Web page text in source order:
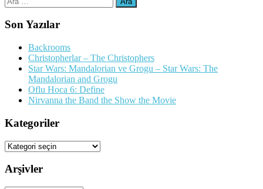
Son Yazılar
Backrooms
Christopherlar – The Christophers
Star Wars: Mandalorian ve Grogu – Star Wars: The
Mandalorian and Grogu
Oflu Hoca 6: Define
Nirvanna the Band the Show the Movie
Kategoriler
Kategoriler
Arşivler